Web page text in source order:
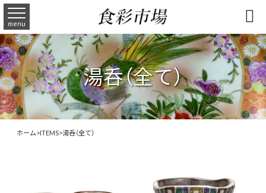
menu 
湯呑（全て）
ホーム>ITEMS>湯呑（全て）